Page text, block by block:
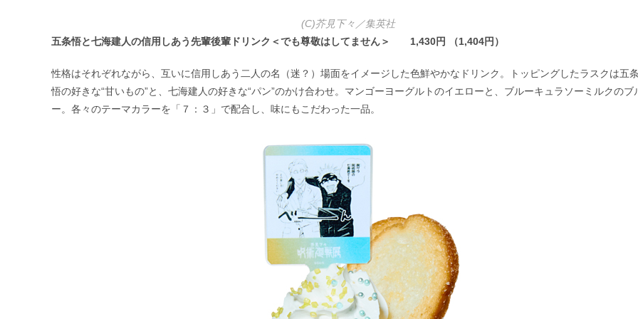
(C)芥見下々／集英社
五条悟と七海建人の信用しあう先輩後輩ドリンク＜でも尊敬はしてません＞ 1,430円 （1,404円）
性格はそれぞれながら、互いに信用しあう二人の名（迷？）場面をイメージした色鮮やかなドリンク。トッピングしたラスクは五
悟の好きな“甘いもの”と、七海建人の好きな“パン”のかけ合わせ。マンゴーヨーグルトのイエローと、ブルーキュラソーミルクのブ
ー。各々のテーマカラーを「７：３」で配合し、味にもこだわった一品。